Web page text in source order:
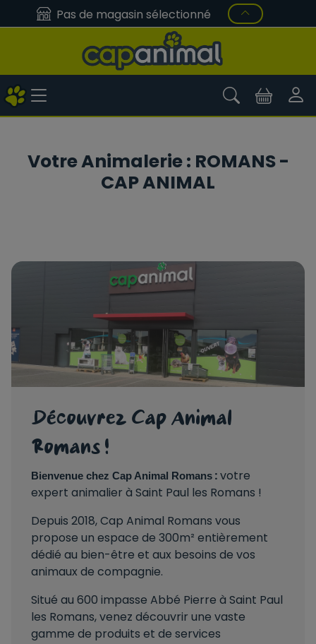
Pas de magasin sélectionné
Votre Animalerie : ROMANS -
CAP ANIMAL
Découvrez Cap Animal
Romans !
Bienvenue chez Cap Animal Romans :votre
expert animalier à Saint Paul les Romans !
Depuis 2018, Cap Animal Romans vous
propose un espace de 300m² entièrement
dédié au bien-être et aux besoins de vos
animaux de compagnie.
Situé au 600 impasse Abbé Pierre à Saint Paul
les Romans, venez découvrir une vaste
gamme de produits et de services